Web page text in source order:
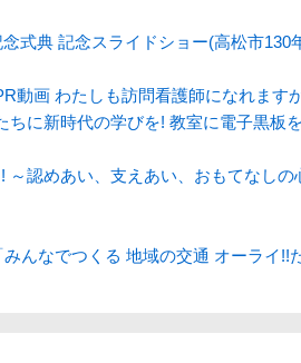
式典 記念スライドショー(高松市130
動画 わたしも訪問看護師になれます
ちに新時代の学びを! 教室に電子黒板
～認めあい、支えあい、おもてなしの
んなでつくる 地域の交通 オーライ!!